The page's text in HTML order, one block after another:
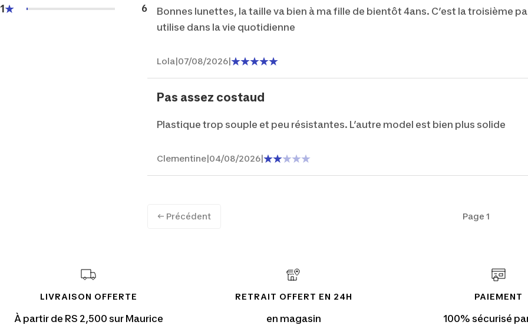
1 6
Bonnes lunettes, la taille va bien à ma fille de bientôt 4ans. C’est la troisième
utilise dans la vie quotidienne
Lola|07/08/2026|
Pas assez costaud
Plastique trop souple et peu résistantes. L’autre model est bien plus solide
Clementine|04/08/2026|
← Précédent Page 1
LIVRAISON OFFERTE
À partir de RS 2,500 sur Maurice
RETRAIT OFFERT EN 24H
en magasin
PAIEMENT
100% sécurisé